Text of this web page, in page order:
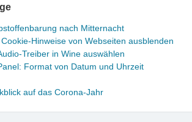
nach Mitternacht
Hinweise von Webseiten ausblenden
Treiber in Wine auswählen
Format von Datum und Uhrzeit
auf das Corona-Jahr